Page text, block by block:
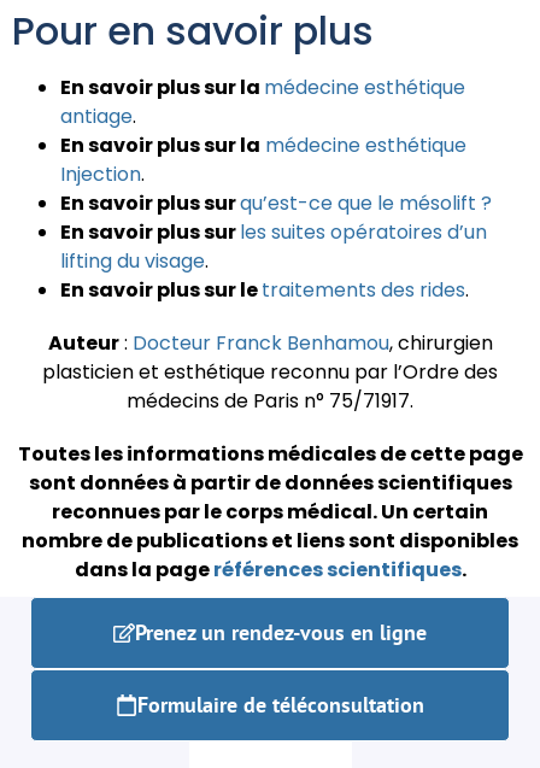
Pour en savoir plus
En savoir plus sur la médecine esthétique
antiage.
En savoir plus sur la médecine esthétique
Injection.
En savoir plus surqu’est-ce que le mésolift ?
En savoir plus surles suites opératoires d’un
lifting du visage.
En savoir plus sur letraitements des rides.
Auteur: Docteur Franck Benhamou, chirurgien
plasticien et esthétique reconnu par l’Ordre des
médecins de Paris n° 75/71917.
Toutes les informations médicales de cette page
sont données à partir de données scientifiques
reconnues par le corps médical.Un certain
nombre de publications et liens sont disponibles
dans la pageréférences scientifiques.
Prenez un rendez-vous en ligne
Formulaire de téléconsultation